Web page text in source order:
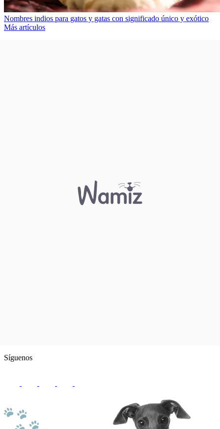
Nombres indios para gatos y gatas con significado único y exótico
Más artículos
Síguenos